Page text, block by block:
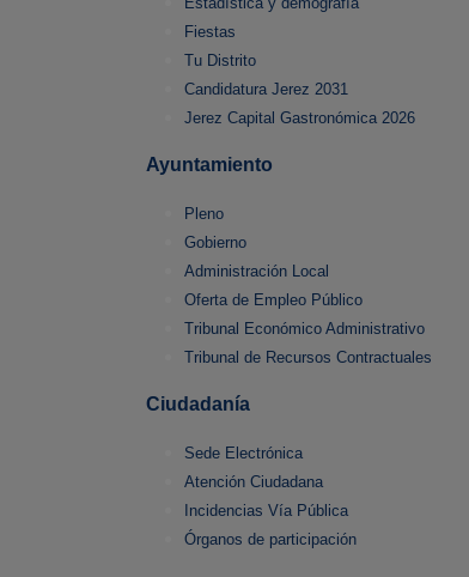
Fiestas
Tu Distrito
Candidatura Jerez 2031
Jerez Capital Gastronómica 2026
Ayuntamiento
Pleno
Gobierno
Administración Local
Oferta de Empleo Público
Tribunal Económico Administrativo
Tribunal de Recursos Contractuales
Ciudadanía
Sede Electrónica
Atención Ciudadana
Incidencias Vía Pública
Órganos de participación